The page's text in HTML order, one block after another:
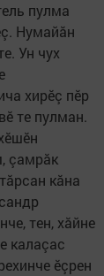
пулма
Нумайăн
Ун чух
хирӗç пӗр
те пулман.
çамрăк
кăна
тен, хăйне
калаçас
ӗçрен